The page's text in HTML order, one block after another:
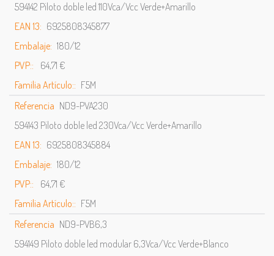
594142 Piloto doble led 110Vca/Vcc Verde+Amarillo
EAN 13: 6925808345877
Embalaje: 180/12
PVP::
64,71 €
Familia Artículo:: F5M
Referencia ND9-PVA230
594143 Piloto doble led 230Vca/Vcc Verde+Amarillo
EAN 13: 6925808345884
Embalaje: 180/12
PVP::
64,71 €
Familia Artículo:: F5M
Referencia ND9-PVB6,3
594149 Piloto doble led modular 6,3Vca/Vcc Verde+Blanco